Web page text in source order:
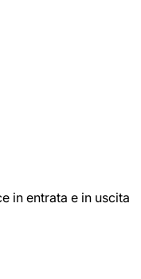
in entrata e in uscita